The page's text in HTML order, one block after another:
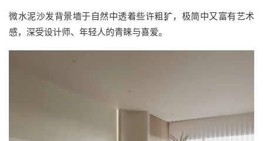
微水泥沙发背景墙于自然中透着些许粗犷，极简中又富有艺术
感，深受设计师、年轻人的青睐与喜爱。